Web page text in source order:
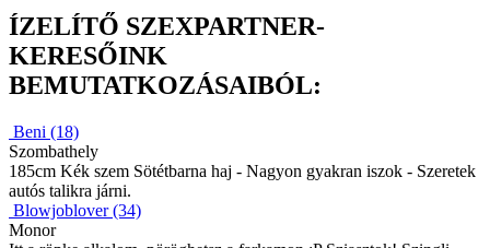
ÍZELÍTŐ SZEXPARTNER-
KERESŐINK
BEMUTATKOZÁSAIBÓL:
Beni (18)
Szombathely
185cm Kék szem Sötétbarna haj - Nagyon gyakran iszok - Szeretek
autós talikra járni.
Blowjoblover (34)
Monor